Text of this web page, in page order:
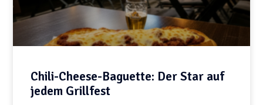
Chili-Cheese-Baguette: Der Star auf
jedem Grillfest